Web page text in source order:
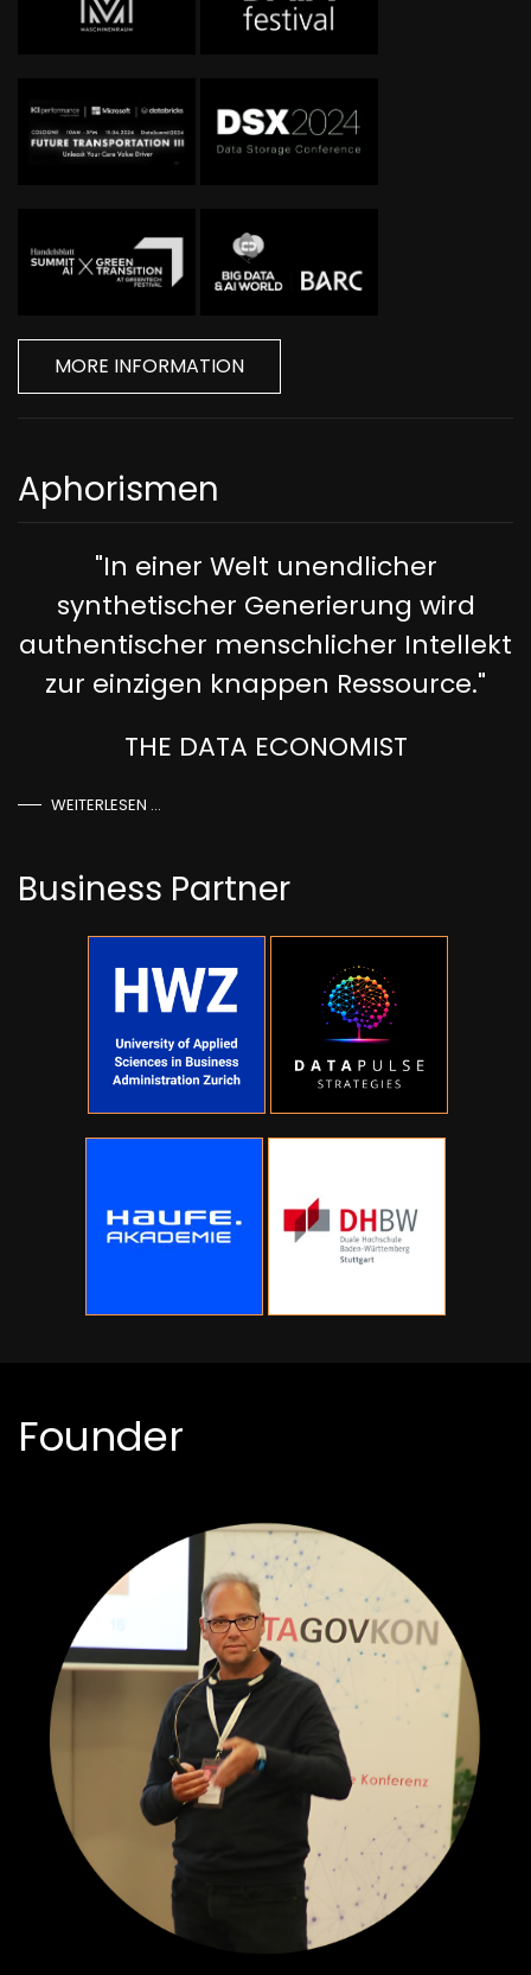
MORE INFORMATION
Aphorismen
"In einer Welt unendlicher
synthetischer Generierung wird
authentischer menschlicher Intellekt
zur einzigen knappen Ressource."
THE DATA ECONOMIST
WEITERLESEN …
Business Partner
Founder